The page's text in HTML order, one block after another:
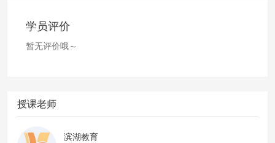
学员评价
暂无评价哦～
授课老师
滨湖教育